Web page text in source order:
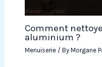
Comment
aluminium ?
Menuiserie/ By Morgane